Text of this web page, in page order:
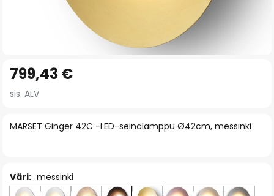
to
the
ofMARSET Ginger 42C -LED-seinälamppu Ø42cm, messinki
799,43 €
sis. ALV
Väri: messinki